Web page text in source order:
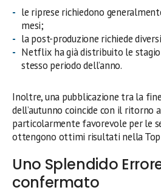
le riprese richiedono
mesi;
la post-produzione richiede
Netflix ha già distribuito le
stesso periodo dell’anno.
Inoltre, una pubblicazione tra la
dell’autunno coincide con il ritorno
particolarmente favorevole per le
ottengono ottimi risultati nella
Uno Splendido
confermato